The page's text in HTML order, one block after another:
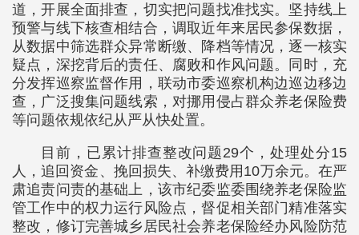
道，开展全面排查，切实把问题找准找实。坚持线上
预警与线下核查相结合，调取近年来居民参保数据，
从数据中筛选群众异常断缴、降档等情况，逐一核实
疑点，深挖背后的责任、腐败和作风问题。同时，充
分发挥巡察监督作用，联动市委巡察机构边巡边移边
查，广泛搜集问题线索，对挪用侵占群众养老保险费
等问题依规依纪从严从快处置。
目前，已累计排查整改问题29个，处理处分15
人，追回资金、挽回损失、补缴费用10万余元。在严
肃追责问责的基础上，该市纪委监委围绕养老保险监
管工作中的权力运行风险点，督促相关部门精准落实
整改，修订完善城乡居民社会养老保险经办风险防范